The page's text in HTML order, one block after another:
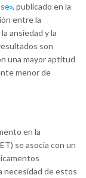
, publicado en la
entre la
ansiedad y la
son
una mayor aptitud
menor de
en la
se asocia con un
necesidad de estos